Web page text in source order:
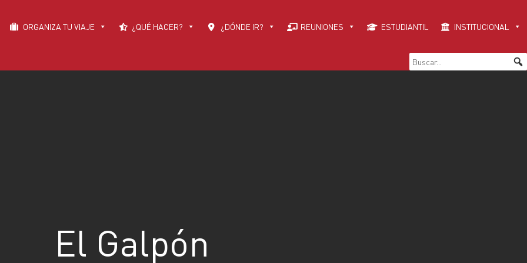
ORGANIZA TU VIAJE ¿QUÉ HACER? ¿DÓNDE IR? REUNIONES ESTUDIANTIL INSTITUCIONAL
El Galpón